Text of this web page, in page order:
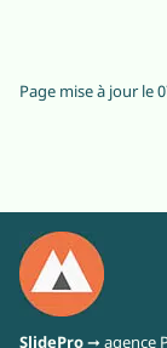
Page mise à jour le
SlidePro➞ agence